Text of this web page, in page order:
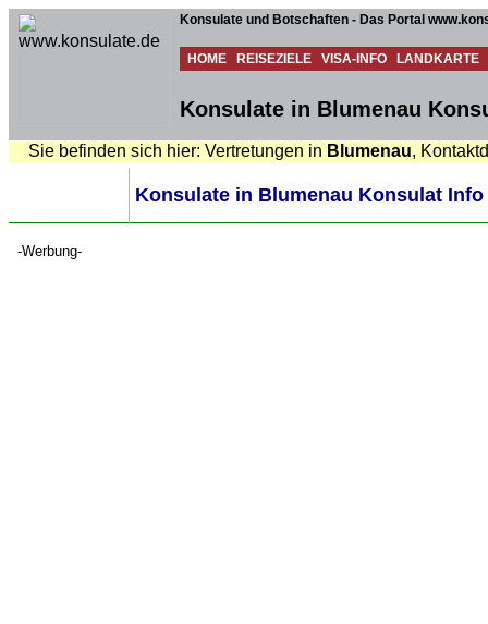
Konsulate und Botschaften - Das Portal
HOME REISEZIELE VISA-INFO LANDKARTE
Konsulate in Blumenau
Sie befinden sich hier: Vertretungen in Blumenau,
Konsulate in Blumenau Konsulat
-Werbung-